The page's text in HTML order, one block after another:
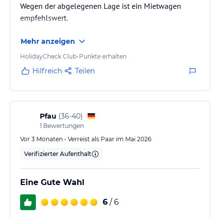
Wegen der abgelegenen Lage ist ein Mietwagen
empfehlswert.
Mehr anzeigen
HolidayCheck Club-Punkte erhalten
Hilfreich Teilen
Pfau (36-40)
1 Bewertungen
Vor 3 Monaten • Verreist als Paar im Mai 2026
Verifizierter Aufenthalt
Eine Gute Wahl
6 / 6